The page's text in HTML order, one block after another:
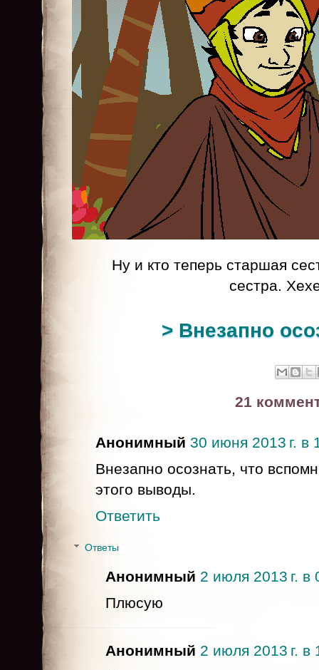
Ну и кто теперь старшая
сестра.
> Внезапно
21
Анонимный 30 июня 2013 г. в
Внезапно осознать, что
этого выводы.
Ответить
Ответы
Анонимный 2 июля 2013 г. в
Плюсую
Анонимный 2 июля 2013 г. в